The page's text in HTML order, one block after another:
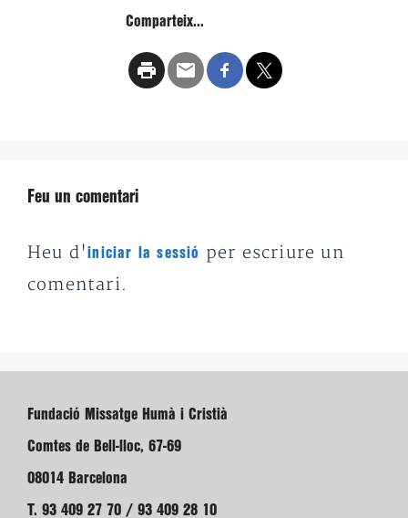
Comparteix...
Feu un comentari
Heu d'iniciar la sessió
per escriure un
comentari.
Fundació Missatge Humà i Cristià
Comtes de Bell-lloc, 67-69
08014 Barcelona
T. 93 409 27 70 / 93 409 28 10